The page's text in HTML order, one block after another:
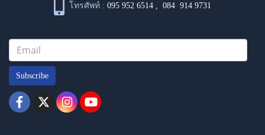
โทรศัพท์ : 095 952 6514 ,084 914 9731
Subscribe